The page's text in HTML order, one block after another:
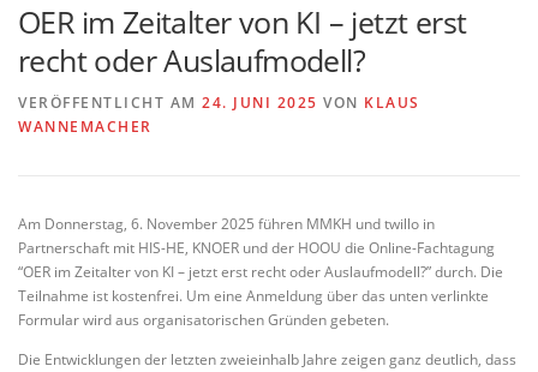
OER im Zeitalter von KI – jetzt erst
recht oder Auslaufmodell?
VERÖFFENTLICHT AM 24. JUNI 2025 VON KLAUS
WANNEMACHER
Am Donnerstag, 6. November 2025 führen MMKH und twillo in
Partnerschaft mit HIS-HE, KNOER und der HOOU die Online-Fachtagung
“OER im Zeitalter von KI – jetzt erst recht oder Auslaufmodell?” durch. Die
Teilnahme ist kostenfrei. Um eine Anmeldung über das unten verlinkte
Formular wird aus organisatorischen Gründen gebeten.
Die Entwicklungen der letzten zweieinhalb Jahre zeigen ganz deutlich, dass